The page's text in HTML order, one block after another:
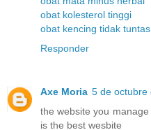
obat kolesterol tinggi
obat kencing tidak tuntas
Responder
Axe Moria 5 de octubre
the website you
is the best wesbite